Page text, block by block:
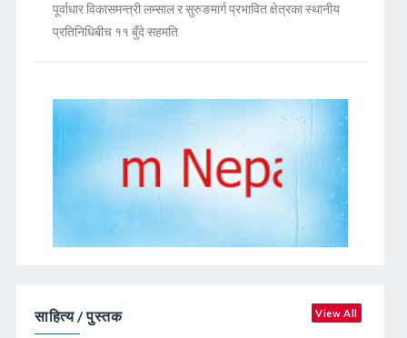
पूर्वाधार विकासमन्त्री लम्साल र सुरुङमार्ग प्रभावित क्षेत्रका स्थानीय
प्रतिनिधिबीच ११ बुँदे सहमति
साहित्य / पुस्तक View All